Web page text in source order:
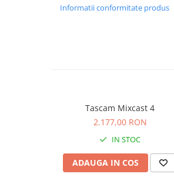
Sintetizatoare
Cabluri de Alimentare
Informatii conformitate produs
Tascam Mixcast 4
2.177,00 RON
IN STOC
ADAUGA IN COS